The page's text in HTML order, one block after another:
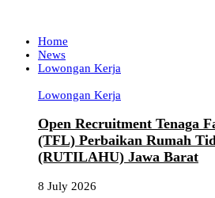
Home
News
Lowongan Kerja
Lowongan Kerja
Open Recruitment Tenaga
(TFL) Perbaikan Rumah
(RUTILAHU) Jawa Barat
8 July 2026